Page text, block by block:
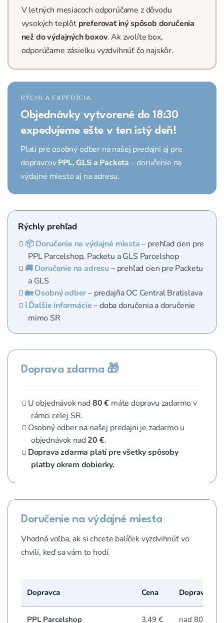
V letných mesiacoch odporúčame z dôvodu
vysokých teplôt preferovať iný spôsob doručenia
než do výdajných boxov. Ak zvolíte box,
odporúčame zásielku vyzdvihnúť čo najskôr.
RÝCHLA EXPEDÍCIA
Objednávky vytvorené do 18:30
expedujeme ešte v ten istý deň!
Platí pre osobný odber na našej predajni aj pre
dopravcovPPL, GLS a Packeta – doručenie na
výdajné miesto aj na adresu.
Rýchly prehľad
📦 Doručenie na výdajné miesta– prehľad cien pre
PPL Parcelshop, Packetu a GLS Parcelshop
🚚 Doručenie na adresu– prehľad cien pre Packetu
a GLS
🏡 Osobný odber– predajňa OC Central Bratislava
ℹ️ Ďalšie informácie– doba doručenia a doručenie
mimo SR
Doprava zdarma 🎁
U objednávok nad 80 € máte dopravu zadarmo v
rámci celej SR.
Osobný odber na našej predajni je zadarmo u
objednávok nad 20 €.
Doprava zdarma platí pre všetky spôsoby
platby okrem dobierky.
Doručenie na výdajné miesta
Vhodná voľba, ak si chcete balíček vyzdvihnúť vo
chvíli, keď sa vám to hodí.
Dopravca Cena Doprava
PPL Parcelshop 3,49 € nad 80 €